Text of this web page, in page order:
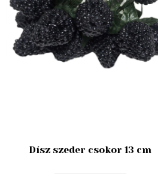
Dísz szeder csokor 13 cm